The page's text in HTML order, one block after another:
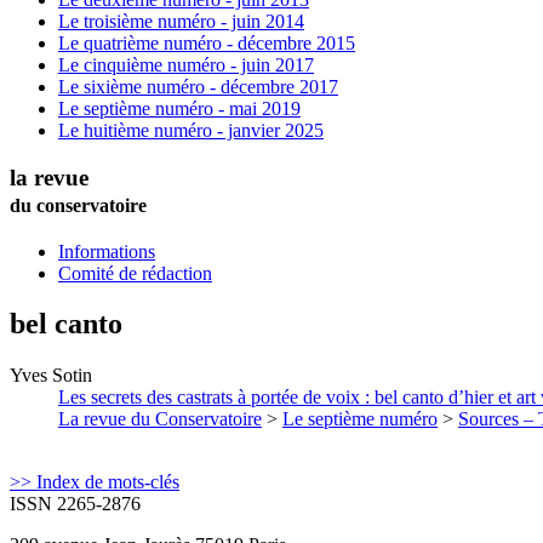
Le troisième numéro - juin 2014
Le quatrième numéro - décembre 2015
Le cinquième numéro - juin 2017
Le sixième numéro - décembre 2017
Le septième numéro - mai 2019
Le huitième numéro - janvier 2025
la revue
du conservatoire
Informations
Comité de rédaction
bel canto
Yves Sotin
Les secrets des castrats à portée de voix : bel canto d’hier et art
La revue du Conservatoire > Le septième numéro > Sources –
>> Index de mots-clés
ISSN 2265-2876